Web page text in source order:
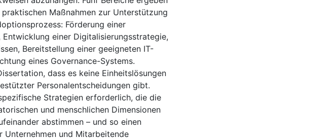
Maßnahmen zur Unterstützung
Förderung einer
einer Digitalisierungsstrategie,
Bereitstellung einer geeigneten IT-
eines Governance-Systems.
dass es keine Einheitslösungen
Personalentscheidungen gibt.
Strategien erforderlich, die die
und menschlichen Dimensionen
abstimmen – und so einen
und Mitarbeitende